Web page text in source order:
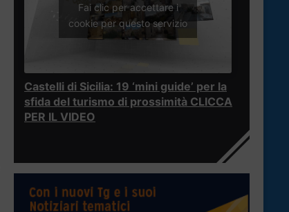
Fai clic per accettare i
cookie per questo servizio
Castelli di Sicilia: 19 ‘mini guide’ per la
sfida del turismo di prossimità CLICCA
PER IL VIDEO